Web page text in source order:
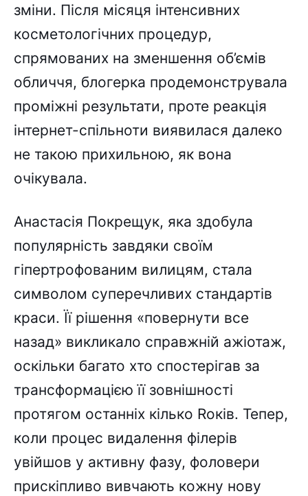
зміни. Після місяця інтенсивних
косметологічних процедур,
спрямованих на зменшення об’ємів
обличчя, блогерка продемонструвала
проміжні результати, проте реакція
інтернет-спільноти виявилася далеко
не такою прихильною, як вона
очікувала.
Анастасія Покрещук, яка здобула
популярність завдяки своїм
гіпертрофованим вилицям, стала
символом суперечливих стандартів
краси. Її рішення «повернути все
назад» викликало справжній ажіотаж,
оскільки багато хто спостерігав за
трансформацією її зовнішності
протягом останніх кілько Rоків. Тепер,
коли процес видалення філерів
увійшов у активну фазу, фоловери
прискіпливо вивчають кожну нову